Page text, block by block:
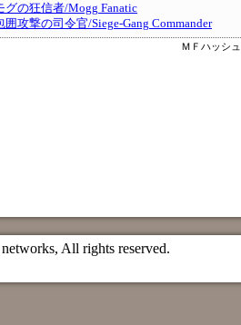
グの狂信者/Mogg Fanatic
囲攻撃の司令官/Siege-Gang Commander
ＭＦハッシュ
All rights reserved.